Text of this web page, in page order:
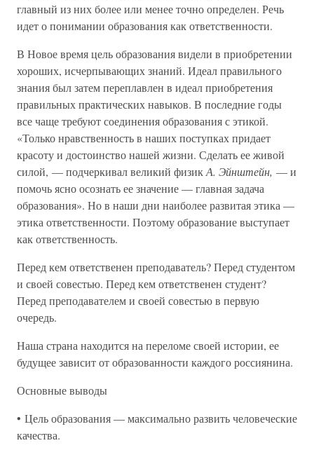
главный из них более или менее точно определен. Речь
идет о понимании образования как ответственности.
В Новое время цель образования видели в приобретении
хороших, исчерпывающих знаний. Идеал правильного
знания был затем переплавлен в идеал приобретения
правильных практических навыков. В последние годы
все чаще требуют соединения образования с этикой.
«Только нравственность в наших поступках придает
красоту и достоинство нашей жизни. Сделать ее живой
силой, — подчеркивал великий физикА. Эйнштейн, — и
помочь ясно осознать ее значение — главная задача
образования». Но в наши дни наиболее развитая этика —
этика ответственности. Поэтому образование выступает
как ответственность.
Перед кем ответственен преподаватель? Перед студентом
и своей совестью. Перед кем ответственен студент?
Перед преподавателем и своей совестью в первую
очередь.
Наша страна находится на переломе своей истории, ее
будущее зависит от образованности каждого россиянина.
Основные выводы
• Цель образования — максимально развить человеческие
качества.